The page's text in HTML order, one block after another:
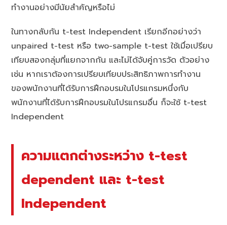
ทำงานอย่างมีนัยสำคัญหรือไม่
ในทางกลับกัน t-test Independent เรียกอีกอย่างว่า
unpaired t-test หรือ two-sample t-test ใช้เมื่อเปรียบ
เทียบสองกลุ่มที่แยกจากกัน และไม่ได้จับคู่การวัด ตัวอย่าง
เช่น หากเราต้องการเปรียบเทียบประสิทธิภาพการทำงาน
ของพนักงานที่ได้รับการฝึกอบรมในโปรแกรมหนึ่งกับ
พนักงานที่ได้รับการฝึกอบรมในโปรแกรมอื่น ก็จะใช้ t-test
Independent
ความแตกต่างระหว่าง t-test
dependent และ t-test
Independent